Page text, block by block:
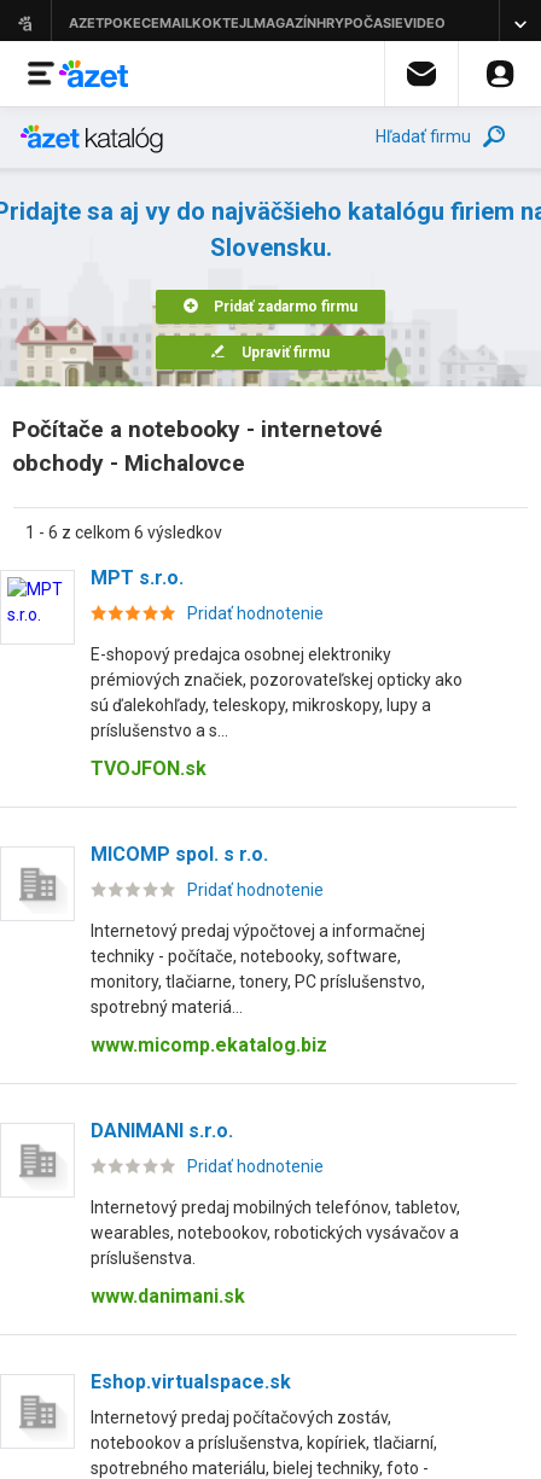
Hľadať firmu
sa aj vy do najväčšieho katalógu firiem
Slovensku.
Pridať zadarmo firmu
Upraviť firmu
Počítače a notebooky - internetové
obchody - Michalovce
1 - 6 z celkom 6 výsledkov
MPT s.r.o.
Pridať hodnotenie
E-shopový predajca osobnej elektroniky
prémiových značiek, pozorovateľskej opticky ako
sú ďalekohľady, teleskopy, mikroskopy, lupy a
príslušenstvo a s...
TVOJFON.sk
MICOMP spol. s r.o.
Pridať hodnotenie
Internetový predaj výpočtovej a informačnej
techniky - počítače, notebooky, software,
monitory, tlačiarne, tonery, PC príslušenstvo,
spotrebný materiá...
www.micomp.ekatalog.biz
DANIMANI s.r.o.
Pridať hodnotenie
Internetový predaj mobilných telefónov, tabletov,
wearables, notebookov, robotických vysávačov a
príslušenstva.
www.danimani.sk
Eshop.virtualspace.sk
Internetový predaj počítačových zostáv,
notebookov a príslušenstva, kopíriek, tlačiarní,
spotrebného materiálu, bielej techniky, foto -